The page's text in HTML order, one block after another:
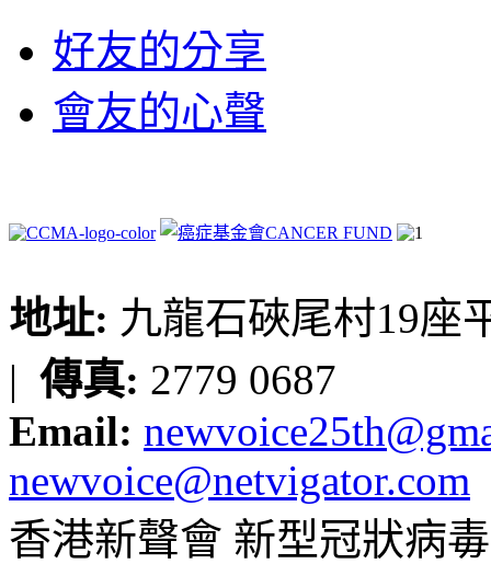
好友的分享
會友的心聲
地址: 九龍石硤尾村19座
| 傳真: 2779 0687
Email:
newvoice@netvigator.com
香港新聲會 新型冠狀病